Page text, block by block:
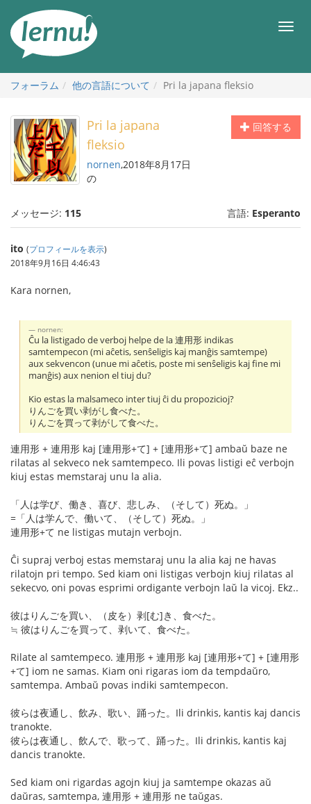
メ
フォーラム
他の言語について Pri la japana fleksio
回答する
Pri la japana
fleksio
nornen,2018年8月17日
の
メッセージ: 115 言語: Esperanto
ito (プロフィールを表示)
2018年9月16日 4:46:43
Kara nornen,
nornen:
Ĉu la listigado de verboj helpe de la 連用形 indikas
samtempecon (mi aĉetis, senŝeligis kaj manĝis samtempe)
aux sekvencon (unue mi aĉetis, poste mi senŝeligis kaj fine mi
manĝis) aux nenion el tiuj du?
Kio estas la malsameco inter tiuj ĉi du propozicioj?
りんごを買い剥がし食べた。
りんごを買って剥がして食べた。
連用形 + 連用形 kaj [連用形+て] + [連用形+て] ambaŭ baze ne
rilatas al sekveco nek samtempeco. Ili povas listigi eĉ verbojn
kiuj estas memstaraj unu la alia.
「人は学び、働き、喜び、悲しみ、（そして）死ぬ。」
=「人は学んで、働いて、（そして）死ぬ。」
連用形+て ne listigas mutajn verbojn.
Ĉi supraj verboj estas memstaraj unu la alia kaj ne havas
rilatojn pri tempo. Sed kiam oni listigas verbojn kiuj rilatas al
sekecvo, oni povas esprimi ordigante verbojn laŭ la vicoj. Ekz..
彼はりんごを買い、（皮を）剥[む]き、食べた。
≒ 彼はりんごを買って、剥いて、食べた。
Rilate al samtempeco. 連用形 + 連用形 kaj [連用形+て] + [連用形
+て] iom ne samas. Kiam oni rigaras iom da tempdaŭro,
samtempa. Ambaŭ povas indiki samtempecon.
彼らは夜通し、飲み、歌い、踊った。Ili drinkis, kantis kaj dancis
tranokte.
彼らは夜通し、飲んで、歌って、踊った。Ili drinkis, kantis kaj
dancis tranokte.
Sed kiam oni rigardas agojn kiuj ja samtempe okazas aŭ
daŭras, samtempa, 連用形 + 連用形 ne taŭgas.